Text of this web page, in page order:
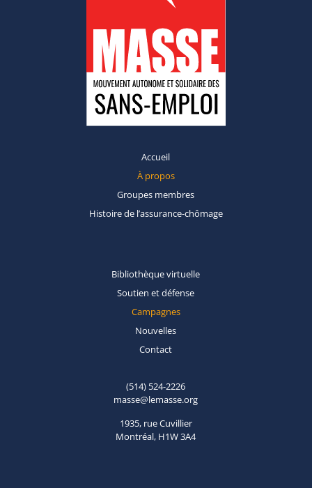
Accueil
À propos
Groupes membres
Histoire de l’assurance-chômage
Bibliothèquevirtuelle
Soutien etdéfense
Campagnes
Nouvelles
Contact
(514) 524-2226
masse@lemasse.org
1935, rue Cuvillier
Montréal, H1W 3A4